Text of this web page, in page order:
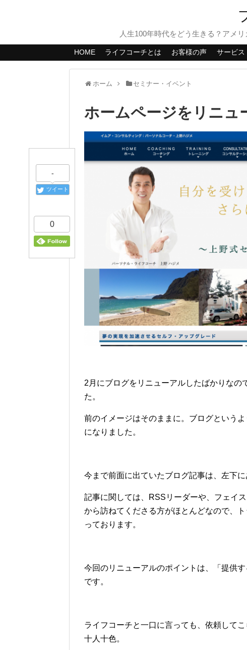
人生100年時代をどう生きる？アメ
HOME ライフコーチとは お客様の声 サービス
ホーム セミナー・イベント
-
ツイート
0
ホームページをリニュ
2月にブログをリニューアルしたばかりなの
た。
前のイメージはそのままに。ブログという
になりました。
今まで前面に出ていたブログ記事は、左下
記事に関しては、RSSリーダーや、フェイ
から訪ねてくださる方がほとんどなので、
っております。
今回のリニューアルのポイントは、「提供
です。
ライフコーチと一口に言っても、依頼して
十人十色。